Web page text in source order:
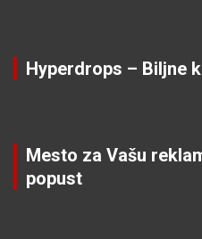
Hyperdrops – Biljne
Mesto za Vašu
popust